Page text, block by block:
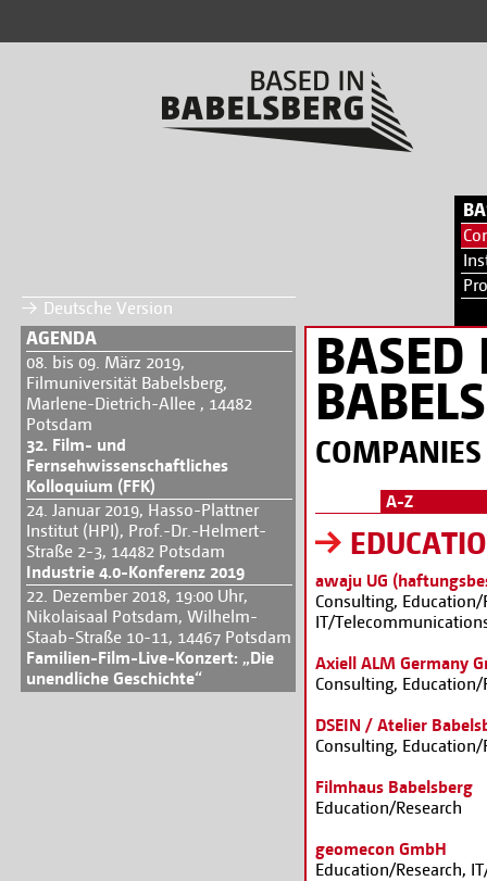
Deutsche Version
AGENDA
08. bis 09. März 2019,
Filmuniversität Babelsberg,
Marlene-Dietrich-Allee , 14482
Potsdam
32. Film- und
Fernsehwissenschaftliches
Kolloquium (FFK)
24. Januar 2019, Hasso-Plattner
Institut (HPI), Prof.-Dr.-Helmert-
Straße 2-3, 14482 Potsdam
Industrie 4.0-Konferenz 2019
22. Dezember 2018, 19:00 Uhr,
Nikolaisaal Potsdam, Wilhelm-
Staab-Straße 10-11, 14467 Potsdam
Familien-Film-Live-Konzert: „Die
unendliche Geschichte“
BASED
COMPANIES
A-Z
awaju UG
Consulting, Education/
IT/
Axiell ALM Germany
Consulting,
DSEIN / Atelier
Consulting,
Filmhaus Babelsberg
Education/Research
geomecon GmbH
Education/Research,